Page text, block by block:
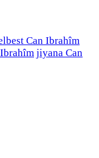
Can Ibrahîm
jiyana Can